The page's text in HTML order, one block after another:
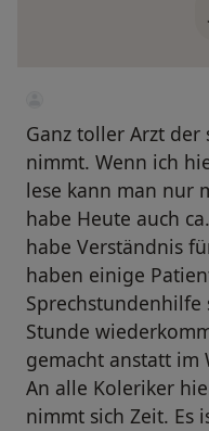
Ganz toller Arzt
nimmt. Wenn ich
lese kann man nur
habe Heute auch
habe Verständnis
haben einige
Stunde
gemacht anstatt im
An alle Koleriker
nimmt sich Zeit. Es